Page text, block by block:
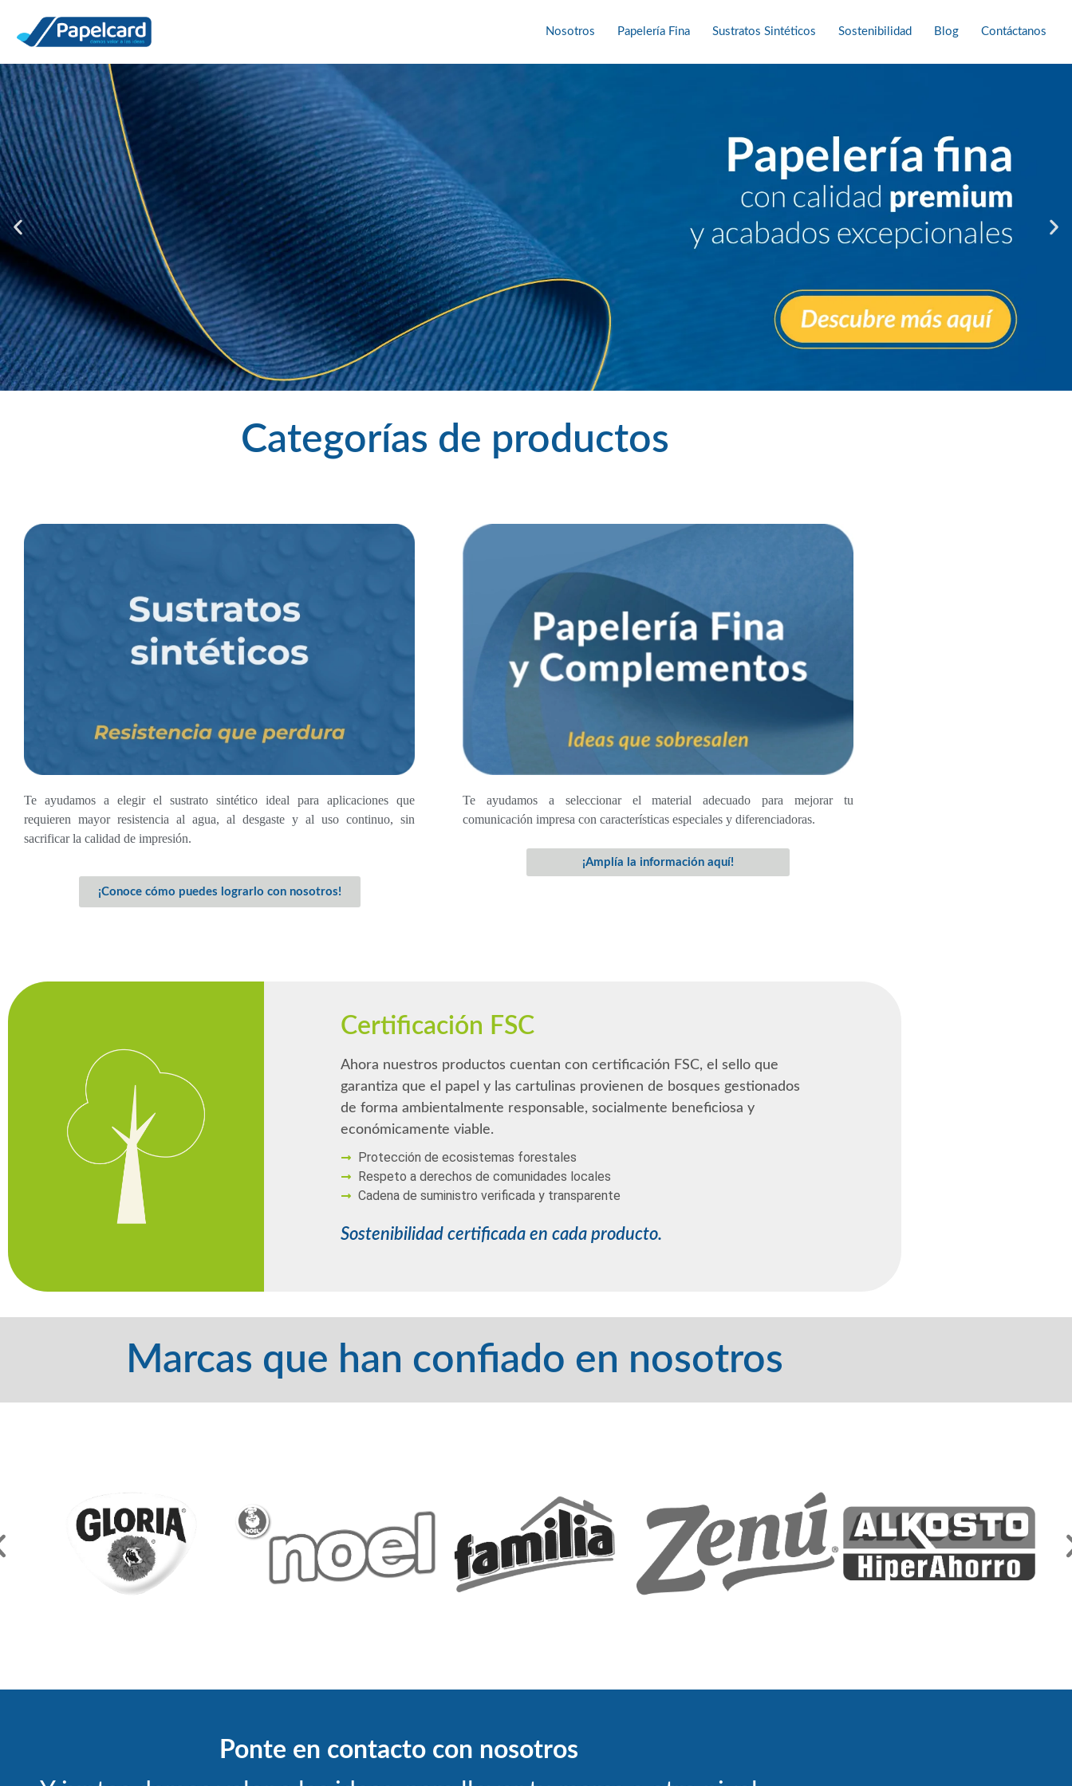
Nosotros Papelería Fina Sustratos Sintéticos Sostenibilidad Blog Contáctanos
Categorías de productos
Te ayudamos a elegir el sustrato sintético ideal para aplicaciones que
requieren mayor resistencia al agua, al desgaste y al uso continuo, sin
sacrificar la calidad de impresión.
¡Conoce cómo puedes lograrlo con nosotros!
Te ayudamos a seleccionar el material adecuado para mejorar tu
comunicación impresa con características especiales y diferenciadoras.
¡Amplía la información aquí!
Certificación FSC
Ahora nuestros productos cuentan con certificación FSC, el sello que
garantiza que el papel y las cartulinas provienen de bosques gestionados
de forma ambientalmente responsable, socialmente beneficiosa y
económicamente viable.
Protección de ecosistemas forestales
Respeto a derechos de comunidades locales
Cadena de suministro verificada y transparente
Sostenibilidad certificada en cada producto.
Marcas que han confiado en nosotros
Ponte en contacto con nosotros